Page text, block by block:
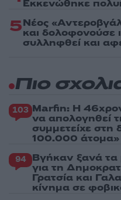
Εκκενώθηκε
5Νέος
και δολοφονούσε
συλληφθεί και
Πιο
103 Marfin: Η
να απολογηθεί
συμμετείχε στη
100.000 άτομα»
94 Βγήκαν ξανά τα
για τη
Γρατσία και
κίνημα σε